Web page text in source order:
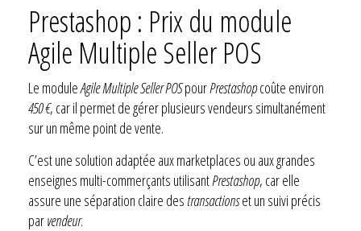
Prestashop : Prix du module
Agile Multiple Seller POS
Le moduleAgile Multiple Seller POSpourPrestashopcoûte environ
450 €, car il permet de gérer plusieurs vendeurs simultanément
sur un même point de vente.
C’est une solution adaptée aux marketplaces ou aux grandes
enseignes multi-commerçants utilisantPrestashop, car elle
assure une séparation claire destransactionset un suivi précis
parvendeur.